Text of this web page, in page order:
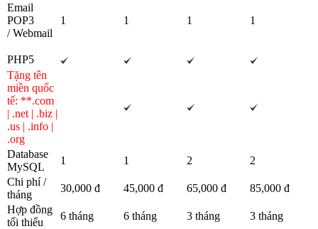
Email
POP3
/ Webmail
1 1 1 1
PHP5
Tặng tên
miền quốc
tế: **.com
| .net | .biz |
.us | .info |
.org
Database
MySQL
1 1 2
2
Chi phí /
tháng
30,000 đ 45,000 đ 65,000 đ
85,000 đ
Hợp đồng
tối thiểu
6 tháng 6 tháng 3 tháng 3 tháng